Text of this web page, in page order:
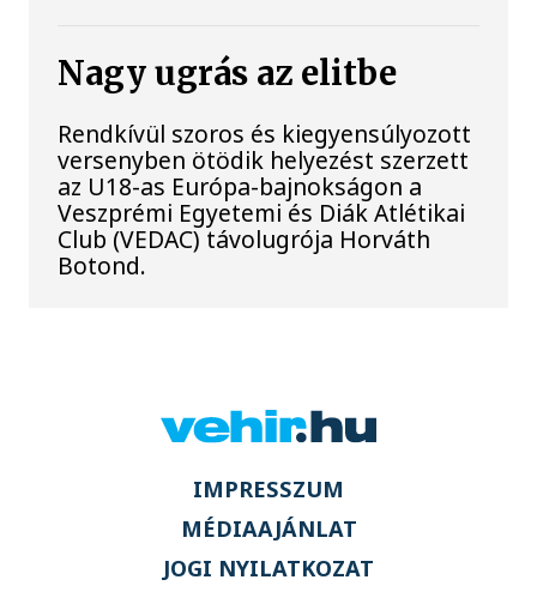
Nagy ugrás az elitbe
Rendkívül szoros és kiegyensúlyozott
versenyben ötödik helyezést szerzett
az U18-as Európa-bajnokságon a
Veszprémi Egyetemi és Diák Atlétikai
Club (VEDAC) távolugrója Horváth
Botond.
IMPRESSZUM
MÉDIAAJÁNLAT
JOGI NYILATKOZAT